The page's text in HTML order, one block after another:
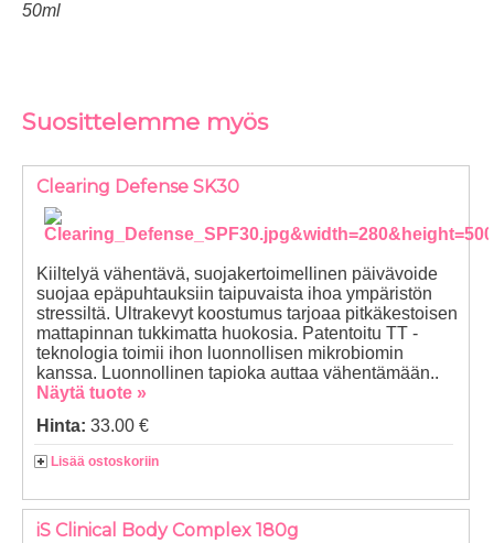
50ml
Suosittelemme myös
Clearing Defense SK30
Kiiltelyä vähentävä, suojakertoimellinen päivävoide
suojaa epäpuhtauksiin taipuvaista ihoa ympäristön
stressiltä. Ultrakevyt koostumus tarjoaa pitkäkestoisen
mattapinnan tukkimatta huokosia. Patentoitu TT -
teknologia toimii ihon luonnollisen mikrobiomin
kanssa. Luonnollinen tapioka auttaa vähentämään..
Näytä tuote »
Hinta: 33.00 €
Lisää ostoskoriin
iS Clinical Body Complex 180g